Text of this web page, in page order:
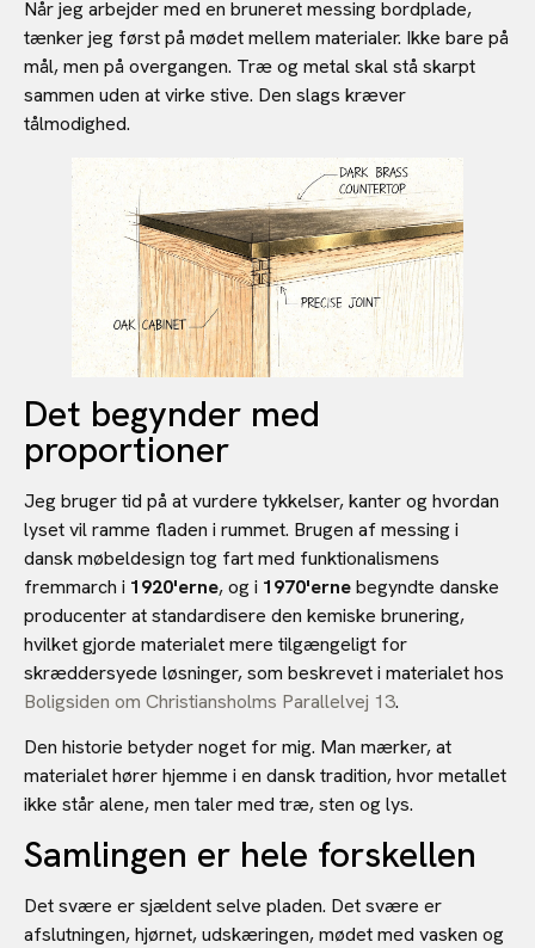
Når jeg arbejder med en bruneret messing bordplade,
tænker jeg først på mødet mellem materialer. Ikke bare på
mål, men på overgangen. Træ og metal skal stå skarpt
sammen uden at virke stive. Den slags kræver
tålmodighed.
Det begynder med
proportioner
Jeg bruger tid på at vurdere tykkelser, kanter og hvordan
lyset vil ramme fladen i rummet. Brugen af messing i
dansk møbeldesign tog fart med funktionalismens
fremmarch i 1920'erne, og i 1970'ernebegyndte danske
producenter at standardisere den kemiske brunering,
hvilket gjorde materialet mere tilgængeligt for
skræddersyede løsninger, som beskrevet i materialet hos
Boligsiden om Christiansholms Parallelvej 13.
Den historie betyder noget for mig. Man mærker, at
materialet hører hjemme i en dansk tradition, hvor metallet
ikke står alene, men taler med træ, sten og lys.
Samlingen er hele forskellen
Det svære er sjældent selve pladen. Det svære er
afslutningen, hjørnet, udskæringen, mødet med vasken og